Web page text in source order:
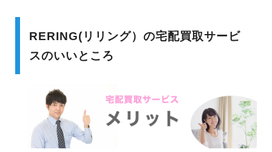
RERING(リリング）の宅配買取サービ
スのいいところ